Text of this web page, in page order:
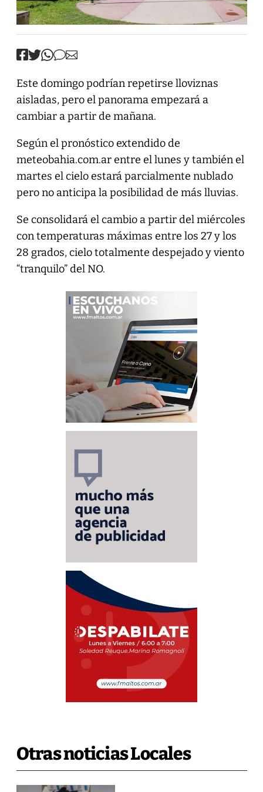
Este domingo podrían repetirse lloviznas
aisladas, pero el panorama empezará a
cambiar a partir de mañana.
Según el pronóstico extendido de
meteobahia.com.ar entre el lunes y también el
martes el cielo estará parcialmente nublado
pero no anticipa la posibilidad de más lluvias.
Se consolidará el cambio a partir del miércoles
con temperaturas máximas entre los 27 y los
28 grados, cielo totalmente despejado y viento
“tranquilo” del NO.
Otras noticias Locales